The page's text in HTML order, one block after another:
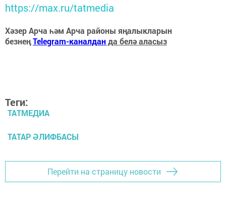
https://max.ru/tatmedia
Хәзер Арча һәм Арча районы яңалыкларын
безнеңTelegram-каналданда белә аласыз
Теги:
ТАТМЕДИА
ТАТАР ӘЛИФБАСЫ
Перейти на страницу новости